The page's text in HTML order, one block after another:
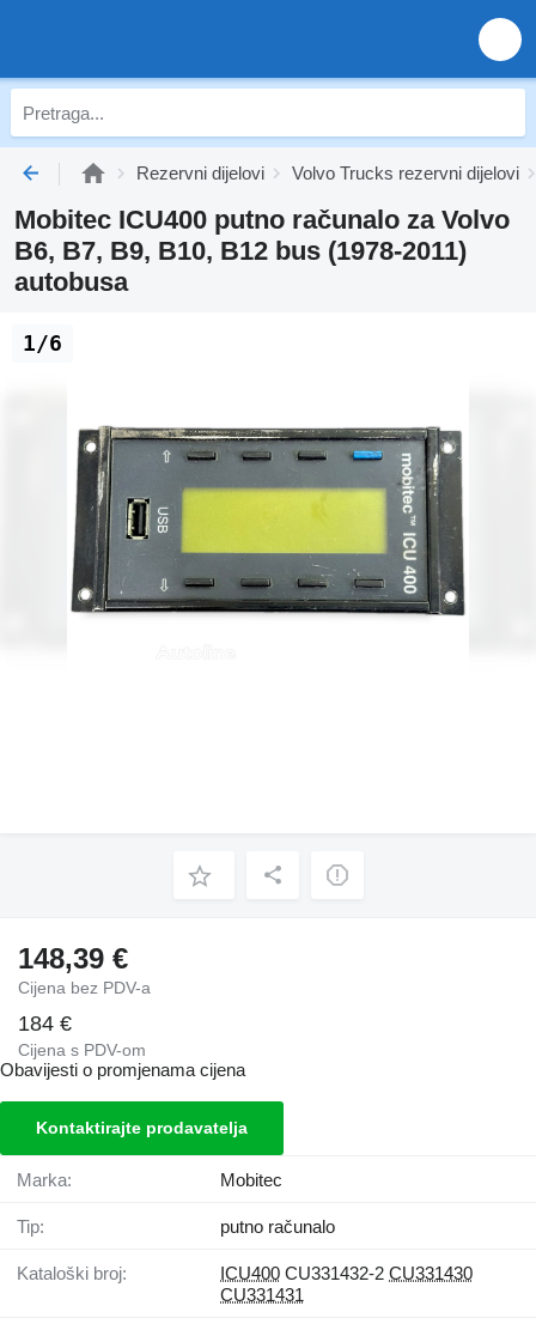
Rezervni dijelovi Volvo Trucks rezervni dijelovi
Mobitec ICU400 putno računalo za Volvo
B6, B7, B9, B10, B12 bus (1978-2011)
autobusa
1/6
148,39 €
Cijena bez PDV-a
184 €
Cijena s PDV-om
Obavijesti o promjenama cijena
Kontaktirajte prodavatelja
Marka: Mobitec
Tip: putno računalo
Kataloški broj: ICU400 CU331432-2 CU331430
CU331431